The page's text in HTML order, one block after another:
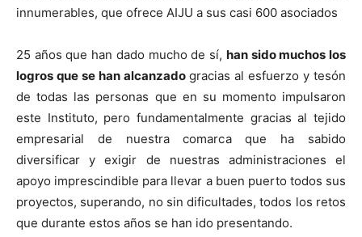
innumerables, que ofrece AIJU a sus casi 600 asociados
25 años que han dado mucho de sí, han sido muchos los
logros que se han alcanzadogracias al esfuerzo y tesón
de todas las personas que en su momento impulsaron
este Instituto, pero fundamentalmente gracias al tejido
empresarial de nuestra comarca que ha sabido
diversificar y exigir de nuestras administraciones el
apoyo imprescindible para llevar a buen puerto todos sus
proyectos, superando, no sin dificultades, todos los retos
que durante estos años se han ido presentando.